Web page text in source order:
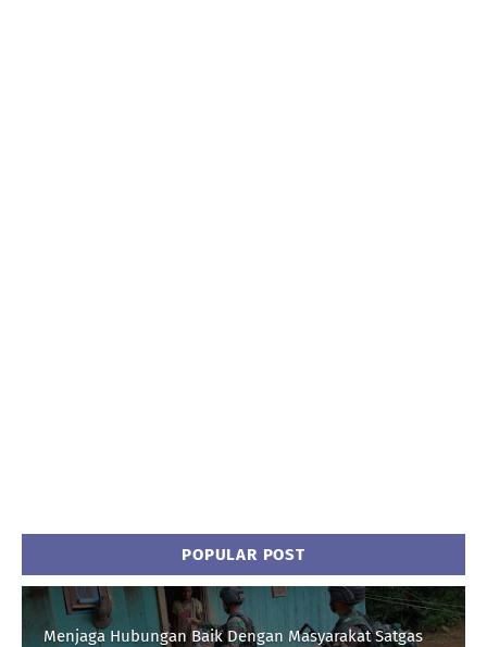
POPULAR POST
Menjaga Hubungan Baik Dengan Masyarakat Satgas